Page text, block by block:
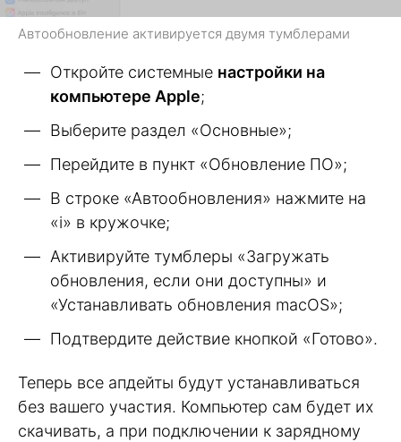
Автообновление активируется двумя тумблерами
Откройте системные настройки на
компьютере Apple;
Выберите раздел «Основные»;
Перейдите в пункт «Обновление ПО»;
В строке «Автообновления» нажмите на
«i» в кружочке;
Активируйте тумблеры «Загружать
обновления, если они доступны» и
«Устанавливать обновления macOS»;
Подтвердите действие кнопкой «Готово».
Теперь все апдейты будут устанавливаться
без вашего участия. Компьютер сам будет их
скачивать, а при подключении к зарядному